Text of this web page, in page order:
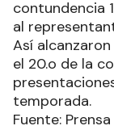
contundencia
al
Así
el 20.o de la
temporada.
Fuente: